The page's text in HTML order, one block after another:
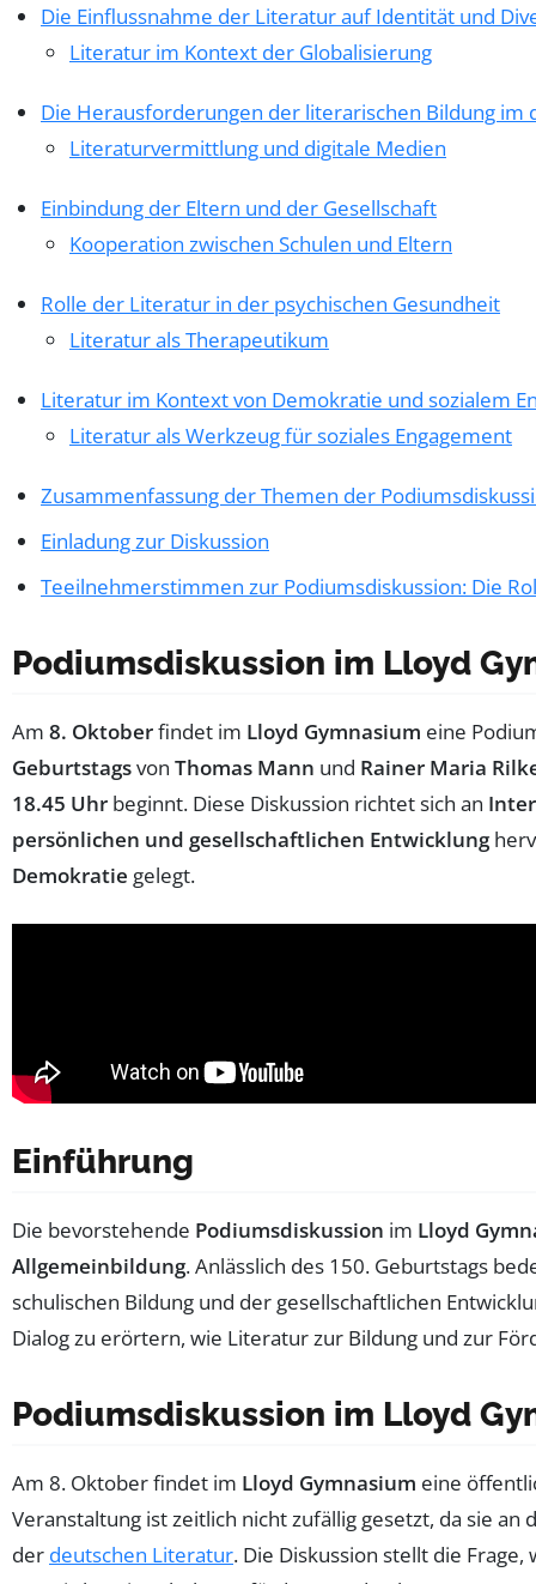
Die Einflussnahme der Literatur auf Identität und
Literatur im Kontext der Globalisierung
Die Herausforderungen der literarischen Bildung im
Literaturvermittlung und digitale Medien
Einbindung der Eltern und der Gesellschaft
Kooperation zwischen Schulen und Eltern
Rolle der Literatur in der psychischen Gesundheit
Literatur als Therapeutikum
Literatur im Kontext von Demokratie und sozialem
Literatur als Werkzeug für soziales Engagement
Zusammenfassung der Themen der
Einladung zur Diskussion
Teeilnehmerstimmen zur Podiumsdiskussion: Die
Podiumsdiskussion im Lloyd
Am 8. Oktoberfindet im Lloyd Gymnasium eine
Geburtstagsvon Thomas Mann und Rainer Maria
18.45 Uhr beginnt. Diese Diskussion richtet sich an
persönlichen und gesellschaftlichen Entwicklung
Demokratie gelegt.
Einführung
Die bevorstehende Podiumsdiskussion im Lloyd
Allgemeinbildung. Anlässlich des 150. Geburtstags
schulischen Bildung und der gesellschaftlichen
Dialog zu erörtern, wie Literatur zur Bildung und zur
Podiumsdiskussion im Lloyd
Am 8. Oktober findet im Lloyd Gymnasium eine
Veranstaltung ist zeitlich nicht zufällig gesetzt, da sie
der deutschen Literatur. Die Diskussion stellt die